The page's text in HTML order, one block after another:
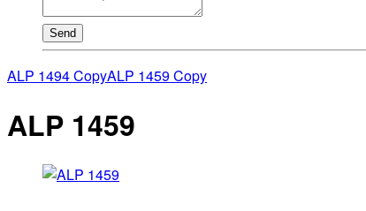
Send
ALP 1494 CopyALP 1459 Copy
ALP 1459